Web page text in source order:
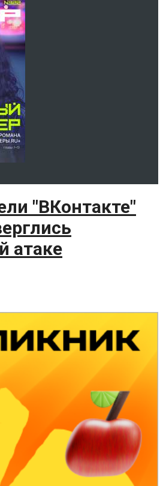
"ВКонтакте"
атаке